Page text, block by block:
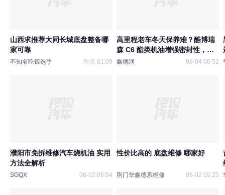
山西求推荐大同长城底盘整备哪
家可靠
不知名吃饭选手 昨天 01:09
高里程老车冬天保养难？酷博瑞
森 C6 酯类机油增强密封性，零
下低温不烧机油
鑫德润 08-04 06:52
濮阳市免拆维修汽车烧机油 实用
方法全解析
SGQX 08-02 06:04
性价比高的 底盘维修 哪家好
荆门华鑫德系维修 08-02 05:25